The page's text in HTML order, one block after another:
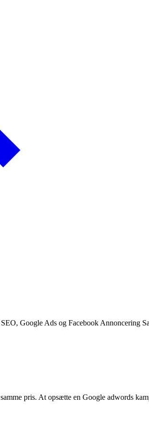
Google Ads og Facebook Annoncering
pris. At opsætte en Google adwords